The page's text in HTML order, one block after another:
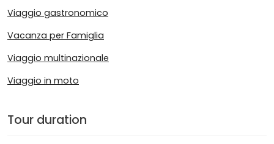
Viaggio gastronomico
Vacanza per Famiglia
Viaggio multinazionale
Viaggio in moto
Tour duration